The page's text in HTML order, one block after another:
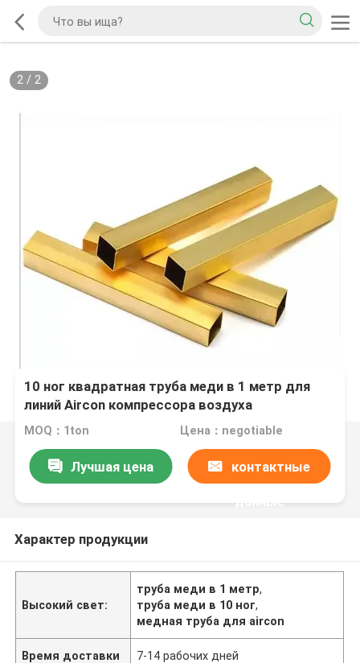
2/ 2
10 ног квадратная труба меди в 1 метр для
линий Aircon компрессора воздуха
MOQ：1ton Цена：negotiable
Лучшая цена контактные
данные
Характер продукции
Высокий свет:
труба меди в 1 метр,
труба меди в 10 ног,
медная труба для aircon
Время доставки 7-14 рабочих дней